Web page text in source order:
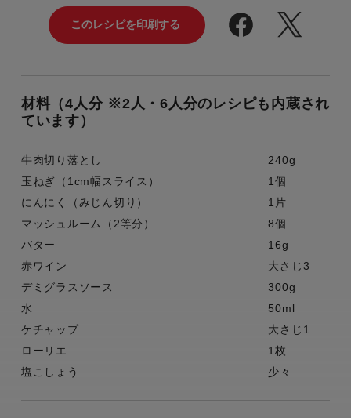
材料（4人分 ※2人・6人分のレシピも内蔵され
ています）
牛肉切り落とし
240g
玉ねぎ（1cm幅スライス）
1個
にんにく（みじん切り）
1片
マッシュルーム（2等分）
8個
バター
16g
赤ワイン
大さじ3
デミグラスソース
300g
水
50ml
ケチャップ
大さじ1
ローリエ
1枚
塩こしょう
少々